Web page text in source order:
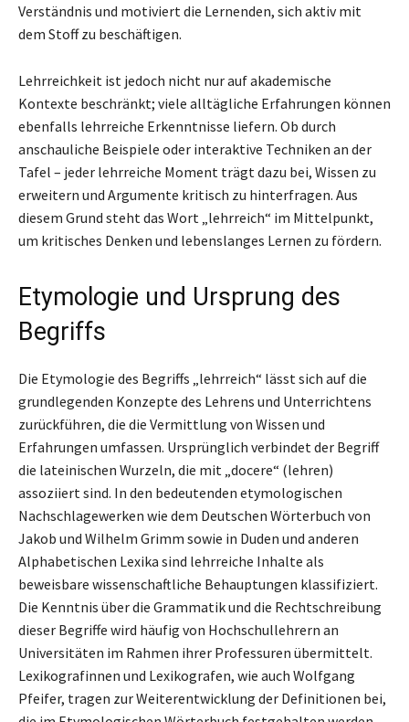
Verständnis und motiviert die Lernenden, sich aktiv mit
dem Stoff zu beschäftigen.
Lehrreichkeit ist jedoch nicht nur auf akademische
Kontexte beschränkt; viele alltägliche Erfahrungen können
ebenfalls lehrreiche Erkenntnisse liefern. Ob durch
anschauliche Beispiele oder interaktive Techniken an der
Tafel – jeder lehrreiche Moment trägt dazu bei, Wissen zu
erweitern und Argumente kritisch zu hinterfragen. Aus
diesem Grund steht das Wort „lehrreich“ im Mittelpunkt,
um kritisches Denken und lebenslanges Lernen zu fördern.
Etymologie und Ursprung des
Begriffs
Die Etymologie des Begriffs „lehrreich“ lässt sich auf die
grundlegenden Konzepte des Lehrens und Unterrichtens
zurückführen, die die Vermittlung von Wissen und
Erfahrungen umfassen. Ursprünglich verbindet der Begriff
die lateinischen Wurzeln, die mit „docere“ (lehren)
assoziiert sind. In den bedeutenden etymologischen
Nachschlagewerken wie dem Deutschen Wörterbuch von
Jakob und Wilhelm Grimm sowie in Duden und anderen
Alphabetischen Lexika sind lehrreiche Inhalte als
beweisbare wissenschaftliche Behauptungen klassifiziert.
Die Kenntnis über die Grammatik und die Rechtschreibung
dieser Begriffe wird häufig von Hochschullehrern an
Universitäten im Rahmen ihrer Professuren übermittelt.
Lexikografinnen und Lexikografen, wie auch Wolfgang
Pfeifer, tragen zur Weiterentwicklung der Definitionen bei,